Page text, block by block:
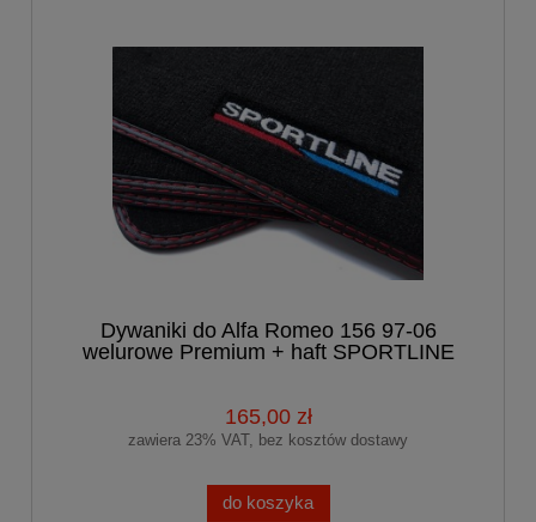
Dywaniki do Alfa Romeo 156 97-06
welurowe Premium + haft SPORTLINE
165,00 zł
zawiera 23% VAT, bez kosztów dostawy
do koszyka